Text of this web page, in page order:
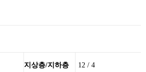
지상층/지하층 12 / 4